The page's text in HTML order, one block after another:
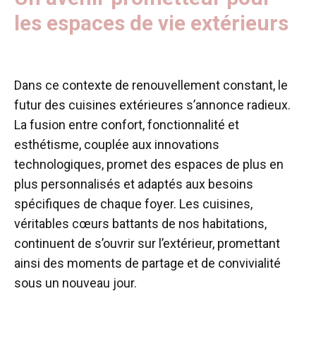
les espaces de vie extérieurs
Dans ce contexte de renouvellement constant, le
futur des cuisines extérieures s’annonce radieux.
La fusion entre confort, fonctionnalité et
esthétisme, couplée aux innovations
technologiques, promet des espaces de plus en
plus personnalisés et adaptés aux besoins
spécifiques de chaque foyer. Les cuisines,
véritables cœurs battants de nos habitations,
continuent de s’ouvrir sur l’extérieur, promettant
ainsi des moments de partage et de convivialité
sous un nouveau jour.